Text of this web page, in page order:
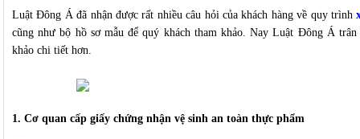
Luật Đông Á đã nhận được rất nhiều câu hỏi của khách hàng về quy trình
cũng như bộ hồ sơ mẫu để quý khách tham khảo. Nay Luật Đông Á
khảo chi tiết hơn.
1. Cơ quan cấp giấy chứng nhận vệ sinh an toàn thực phẩm